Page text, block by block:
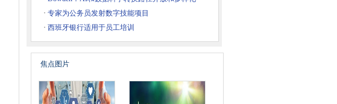
· 专家为公务员发射数字技能项目
· 西班牙银行适用于员工培训
焦点图片